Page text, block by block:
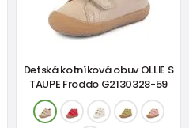
Detská kotníková obuv OLLIE S
TAUPE Froddo G2130328-59